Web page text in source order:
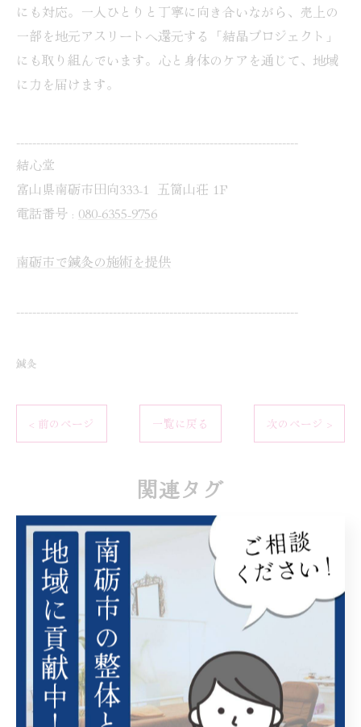
にも対応。一人ひとりと丁寧に向き合いながら、売上の
一部を地元アスリートへ還元する「結晶プロジェクト」
にも取り組んでいます。心と身体のケアを通じて、地域
に力を届けます。
----------------------------------------------------------------------
結心堂
富山県南砺市田向333-1 五箇山荘 1F
電話番号 : 080-6355-9756
南砺市で鍼灸の施術を提供
----------------------------------------------------------------------
鍼灸
< 前のページ 一覧に戻る 次のページ >
関連タグ
#南砺市 #整体 #お灸
#五箇山
#東洋医学
カテゴリー Categories
全てのカテゴリー